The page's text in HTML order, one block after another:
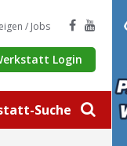
Suche
/ Jobs
Login